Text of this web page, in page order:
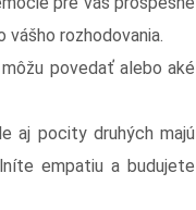
vášho rozhodovania.
povedať alebo aké
aj pocity druhých majú
empatiu a budujete